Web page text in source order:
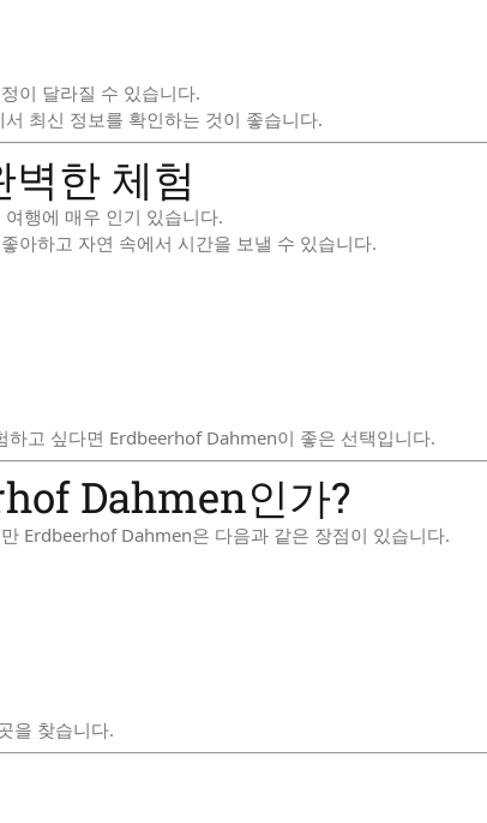
이 달라질 수 있습니다.
최신 정보를 확인하는 것이 좋습니다.
벽한 체험
여행에 매우 인기 있습니다.
아하고 자연 속에서 시간을 보낼 수 있습니다.
고 싶다면 Erdbeerhof Dahmen이 좋은 선택입니다.
Dahmen인가?
Erdbeerhof Dahmen은 다음과 같은 장점이 있습니다.
을 찾습니다.